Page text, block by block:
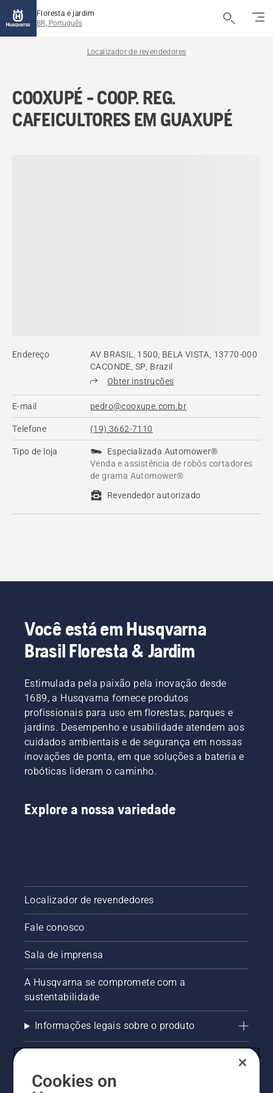
Floresta e jardim
BR, Português
Localizador de revendedores
COOXUPÉ - COOP. REG.
CAFEICULTORES EM GUAXUPÉ
Endereço
AV BRASIL, 1500, BELA VISTA, 13770-000
CACONDE, SP, Brazil
Obter instruções
E-mail pedro@cooxupe.com.br
Telefone (19) 3662-7110
Tipo de loja
Especializada Automower®
Venda e assistência de robôs cortadores
de grama Automower®
Revendedor autorizado
Você está em Husqvarna
Brasil Floresta & Jardim
Estimulada pela paixão pela inovação desde
1689, a Husqvarna fornece produtos
profissionais para uso em florestas, parques e
jardins. Desempenho e usabilidade atendem aos
cuidados ambientais e de segurança em nossas
inovações de ponta, em que soluções a bateria e
robóticas lideram o caminho.
Explore a nossa variedade
Localizador de revendedores
Fale conosco
Sala de imprensa
A Husqvarna se compromete com a
sustentabilidade
Informações legais sobre o produto
Outros sites Husqvarna
Cookies on